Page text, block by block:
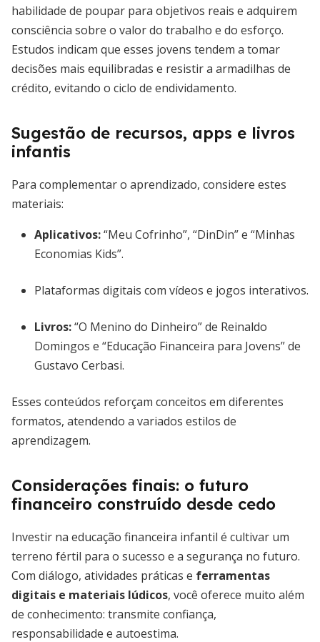
habilidade de poupar para objetivos reais e adquirem
consciência sobre o valor do trabalho e do esforço.
Estudos indicam que esses jovens tendem a tomar
decisões mais equilibradas e resistir a armadilhas de
crédito, evitando o ciclo de endividamento.
Sugestão de recursos, apps e livros
infantis
Para complementar o aprendizado, considere estes
materiais:
Aplicativos:“Meu Cofrinho”, “DinDin” e “Minhas
Economias Kids”.
Plataformas digitais com vídeos e jogos interativos.
Livros:“O Menino do Dinheiro” de Reinaldo
Domingos e “Educação Financeira para Jovens” de
Gustavo Cerbasi.
Esses conteúdos reforçam conceitos em diferentes
formatos, atendendo a variados estilos de
aprendizagem.
Considerações finais: o futuro
financeiro construído desde cedo
Investir na educação financeira infantil é cultivar um
terreno fértil para o sucesso e a segurança no futuro.
Com diálogo, atividades práticas e ferramentas
digitais e materiais lúdicos, você oferece muito além
de conhecimento: transmite confiança,
responsabilidade e autoestima.